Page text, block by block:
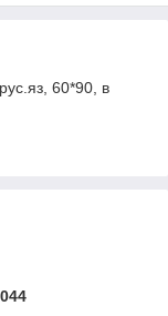
60*90, в